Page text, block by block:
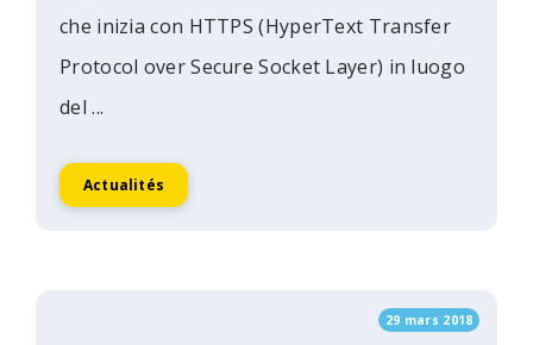
che inizia con HTTPS (HyperText Transfer
Protocol over Secure Socket Layer) in luogo
del ...
Actualités
29 mars 2018